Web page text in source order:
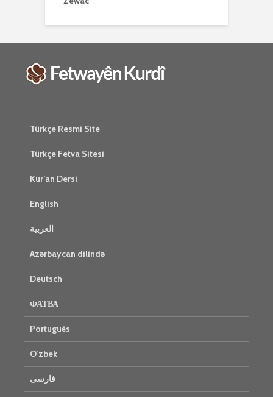
Türkçe Resmi Site
Türkçe Fetva Sitesi
Kur’an Dersi
English
العربية
Azərbaycan dilində
Deutsch
ФАТВА
Português
O’zbek
فارسی